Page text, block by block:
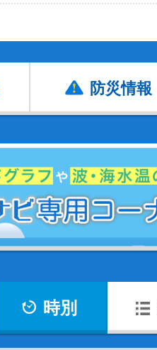
防災情報
時別